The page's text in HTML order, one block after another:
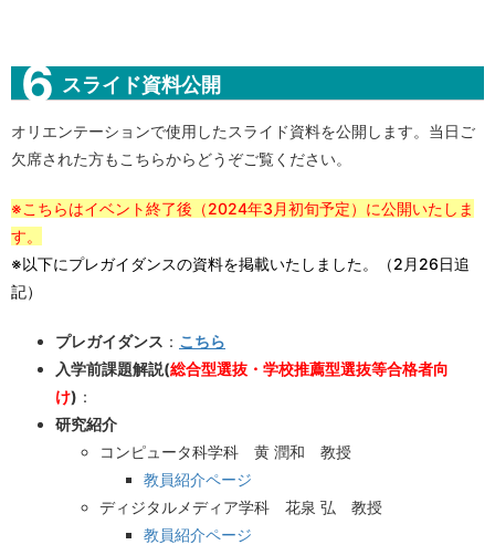
スライド資料公開
オリエンテーションで使用したスライド資料を公開します。当日ご
欠席された方もこちらからどうぞご覧ください。
※こちらはイベント終了後（2024年3月初旬予定）に公開いたしま
す。
※以下にプレガイダンスの資料を掲載いたしました。（2月26日追
記）
プレガイダンス ： こちら
入学前課題解説(総合型選抜・学校推薦型選抜等合格者向
け) ：
研究紹介
コンピュータ科学科 黄 潤和 教授
教員紹介ページ
ディジタルメディア学科 花泉 弘 教授
教員紹介ページ